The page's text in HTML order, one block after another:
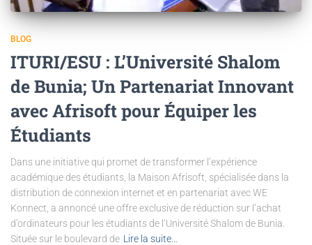
BLOG
ITURI/ESU : L’Université Shalom
de Bunia; Un Partenariat Innovant
avec Afrisoft pour Équiper les
Étudiants
Dans une initiative qui promet de transformer l’expérience
académique des étudiants, la Maison Afrisoft, spécialisée dans la
distribution de connexion internet et en partenariat avec WE
Konnect, a annoncé une offre exclusive de réduction sur l’achat
d’ordinateurs pour les étudiants de l’Université Shalom de Bunia.
Située sur le boulevard de Lire la suite…